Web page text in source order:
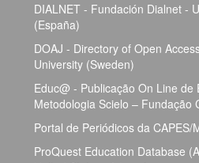
DIALNET - Fundación Dialnet -
(España)
DOAJ - Directory of Open
University (Sweden)
Educ@ - Publicação On Line de
Metodologia Scielo – Fundação
Portal de Periódicos da CAPES/
ProQuest Education Database